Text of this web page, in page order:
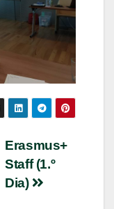
Erasmus+
Staff (1.º
Dia)